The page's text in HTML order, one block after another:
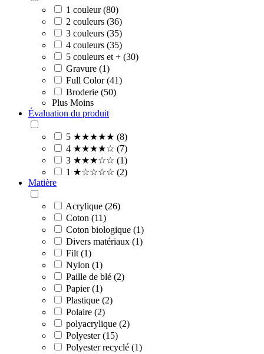
1 couleur (80)
2 couleurs (36)
3 couleurs (35)
4 couleurs (35)
5 couleurs et + (30)
Gravure (1)
Full Color (41)
Broderie (50)
Plus Moins
Évaluation du produit
5 ★★★★★ (8)
4 ★★★★☆ (7)
3 ★★★☆☆ (1)
1 ★☆☆☆☆ (2)
Matière
Acrylique (26)
Coton (11)
Coton biologique (1)
Divers matériaux (1)
Filt (1)
Nylon (1)
Paille de blé (2)
Papier (1)
Plastique (2)
Polaire (2)
polyacrylique (2)
Polyester (15)
Polyester recyclé (1)